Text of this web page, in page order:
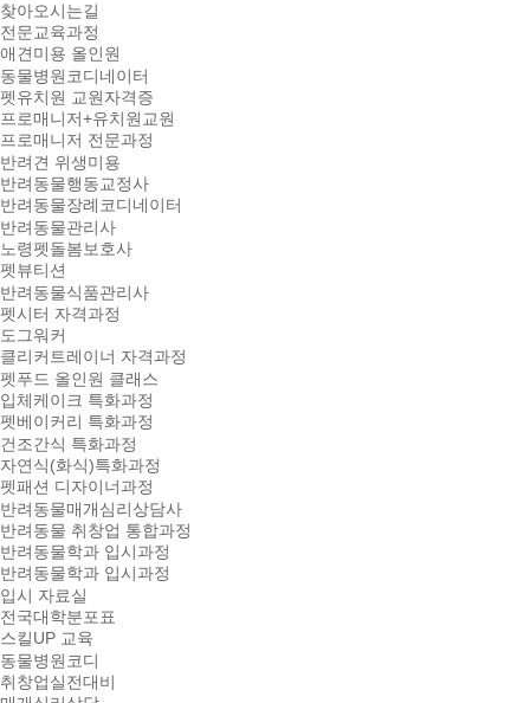
찾아오시는길
전문교육과정
애견미용 올인원
동물병원코디네이터
펫유치원 교원자격증
프로매니저+유치원교원
프로매니저 전문과정
반려견 위생미용
반려동물행동교정사
반려동물장례코디네이터
반려동물관리사
노령펫돌봄보호사
펫뷰티션
반려동물식품관리사
펫시터 자격과정
도그워커
클리커트레이너 자격과정
펫푸드 올인원 클래스
입체케이크 특화과정
펫베이커리 특화과정
건조간식 특화과정
자연식(화식)특화과정
펫패션 디자이너과정
반려동물매개심리상담사
반려동물 취창업 통합과정
반려동물학과 입시과정
반려동물학과 입시과정
입시 자료실
전국대학분포표
스킬UP 교육
동물병원코디
취창업실전대비